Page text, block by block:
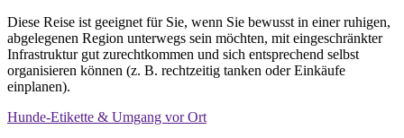
Diese Reise ist geeignet für Sie, wenn Sie bewusst in einer ruhigen,
abgelegenen Region unterwegs sein möchten, mit eingeschränkter
Infrastruktur gut zurechtkommen und sich entsprechend selbst
organisieren können (z. B. rechtzeitig tanken oder Einkäufe
einplanen).
Hunde-Etikette & Umgang vor Ort